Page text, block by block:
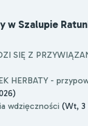
w Szalupie
SIĘ Z
HERBATY -
wdzięczności (Wt, 3